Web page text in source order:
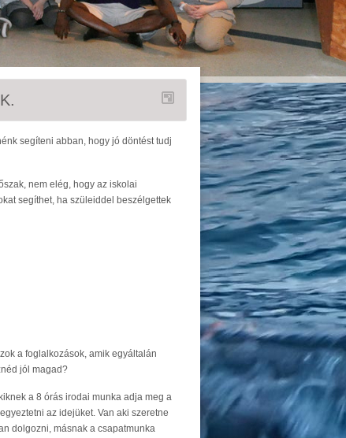
segíteni abban, hogy jó döntést tudj
nem elég, hogy az iskolai
segíthet, ha szüleiddel beszélgettek
a foglalkozások, amik egyáltalán
jól magad?
a 8 órás irodai munka adja meg a
az idejüket. Van aki szeretne
dolgozni, másnak a csapatmunka